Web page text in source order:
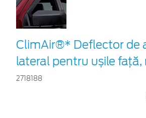
ClimAir®* Deflector de
lateral pentru ușile față,
2718188